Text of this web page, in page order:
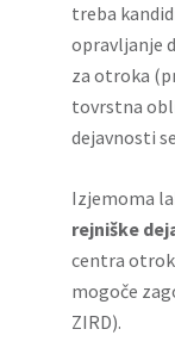
treba
opravljanje
za otroka
tovrstna
dejavnosti
Izjemoma
rejniške
centra
mogoče
ZIRD).